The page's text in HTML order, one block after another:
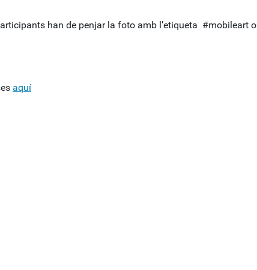
han de penjar la foto amb l’etiqueta #mobileart o
aquí